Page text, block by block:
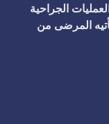
الجراحية
المرضى من